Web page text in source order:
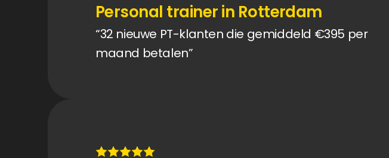
Personal trainer in Rotterdam
“32 nieuwe PT-klanten die gemiddeld €395 per
maand betalen”